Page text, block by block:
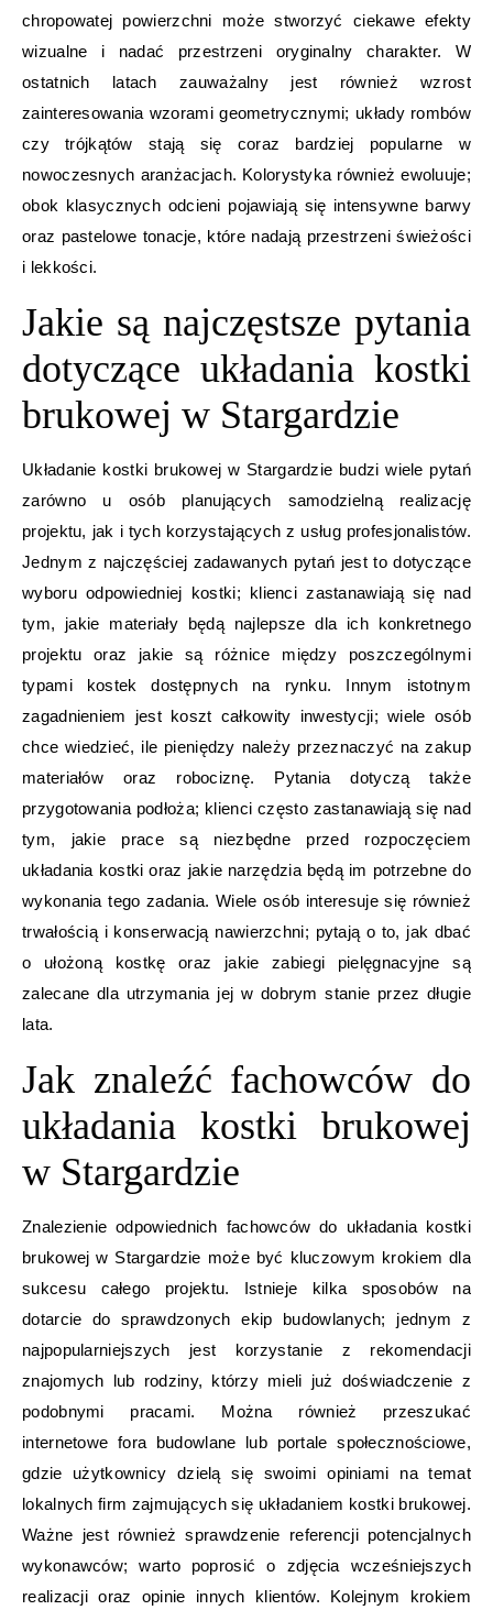
chropowatej powierzchni może stworzyć ciekawe efekty
wizualne i nadać przestrzeni oryginalny charakter. W
ostatnich latach zauważalny jest również wzrost
zainteresowania wzorami geometrycznymi; układy rombów
czy trójkątów stają się coraz bardziej popularne w
nowoczesnych aranżacjach. Kolorystyka również ewoluuje;
obok klasycznych odcieni pojawiają się intensywne barwy
oraz pastelowe tonacje, które nadają przestrzeni świeżości
i lekkości.
Jakie są najczęstsze pytania
dotyczące układania kostki
brukowej w Stargardzie
Układanie kostki brukowej w Stargardzie budzi wiele pytań
zarówno u osób planujących samodzielną realizację
projektu, jak i tych korzystających z usług profesjonalistów.
Jednym z najczęściej zadawanych pytań jest to dotyczące
wyboru odpowiedniej kostki; klienci zastanawiają się nad
tym, jakie materiały będą najlepsze dla ich konkretnego
projektu oraz jakie są różnice między poszczególnymi
typami kostek dostępnych na rynku. Innym istotnym
zagadnieniem jest koszt całkowity inwestycji; wiele osób
chce wiedzieć, ile pieniędzy należy przeznaczyć na zakup
materiałów oraz robociznę. Pytania dotyczą także
przygotowania podłoża; klienci często zastanawiają się nad
tym, jakie prace są niezbędne przed rozpoczęciem
układania kostki oraz jakie narzędzia będą im potrzebne do
wykonania tego zadania. Wiele osób interesuje się również
trwałością i konserwacją nawierzchni; pytają o to, jak dbać
o ułożoną kostkę oraz jakie zabiegi pielęgnacyjne są
zalecane dla utrzymania jej w dobrym stanie przez długie
lata.
Jak znaleźć fachowców do
układania kostki brukowej
w Stargardzie
Znalezienie odpowiednich fachowców do układania kostki
brukowej w Stargardzie może być kluczowym krokiem dla
sukcesu całego projektu. Istnieje kilka sposobów na
dotarcie do sprawdzonych ekip budowlanych; jednym z
najpopularniejszych jest korzystanie z rekomendacji
znajomych lub rodziny, którzy mieli już doświadczenie z
podobnymi pracami. Można również przeszukać
internetowe fora budowlane lub portale społecznościowe,
gdzie użytkownicy dzielą się swoimi opiniami na temat
lokalnych firm zajmujących się układaniem kostki brukowej.
Ważne jest również sprawdzenie referencji potencjalnych
wykonawców; warto poprosić o zdjęcia wcześniejszych
realizacji oraz opinie innych klientów. Kolejnym krokiem